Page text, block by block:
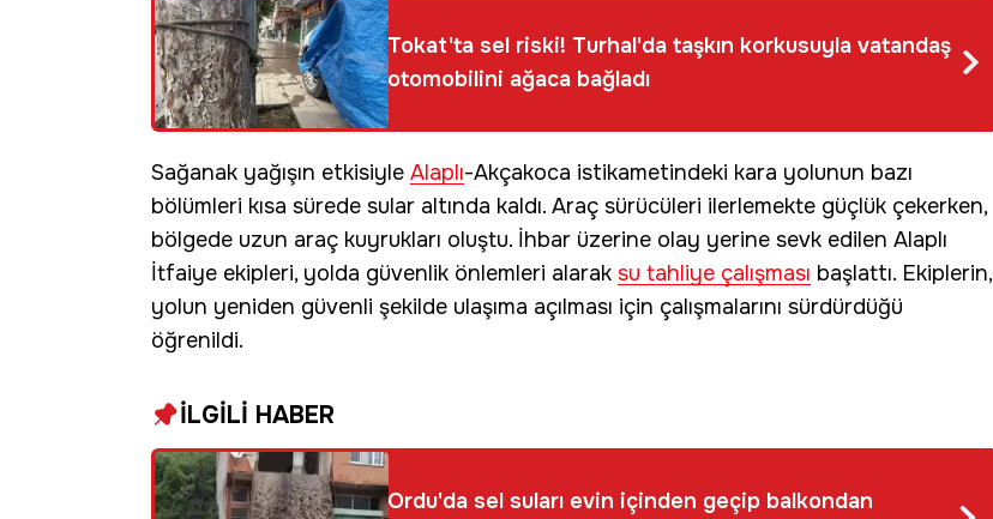
Tokat'ta sel riski! Turhal'da taşkın korkusuyla vatandaş
otomobilini ağaca bağladı
Sağanak yağışın etkisiyle Alaplı-Akçakoca istikametindeki kara yolunun bazı
bölümleri kısa sürede sular altında kaldı. Araç sürücüleri ilerlemekte güçlük çekerken,
bölgede uzun araç kuyrukları oluştu. İhbar üzerine olay yerine sevk edilen Alaplı
İtfaiye ekipleri, yolda güvenlik önlemleri alarak su tahliye çalışması başlattı. Ekiplerin,
yolun yeniden güvenli şekilde ulaşıma açılması için çalışmalarını sürdürdüğü
öğrenildi.
İLGİLİ HABER
Ordu'da sel suları evin içinden geçip balkondan